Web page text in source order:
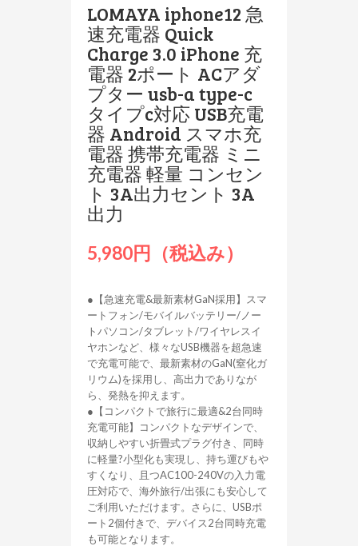
LOMAYA iphone12 急
速充電器 Quick
Charge 3.0 iPhone 充
電器 2ポート ACアダ
プター usb-a type-c
タイプc対応 USB充電
器 Android スマホ充
電器 携帯充電器 ミニ
充電器 軽量 コンセン
ト 3A出力セント 3A
出力
5,980円（税込み）
●【急速充電&最新素材GaN採用】スマ
ートフォン/モバイルバッテリー/ノー
トパソコン/タブレット/ワイヤレスイ
ヤホンなど、様々なUSB機器を超急速
で充電可能で、最新素材のGaN(窒化ガ
リウム)を採用し、高出力でありなが
ら、発熱を抑えます。
●【コンパクトで旅行に最適&2台同時
充電可能】コンパクトなデザインで、
収納しやすい折畳式プラグ付き、同時
に軽量?小型化も実現し、持ち運びもや
すくなり、且つAC100-240Vの入力電
圧対応で、海外旅行/出張にも安心して
ご利用いただけます。さらに、USBポ
ート2個付きで、デバイス2台同時充電
も可能となります。